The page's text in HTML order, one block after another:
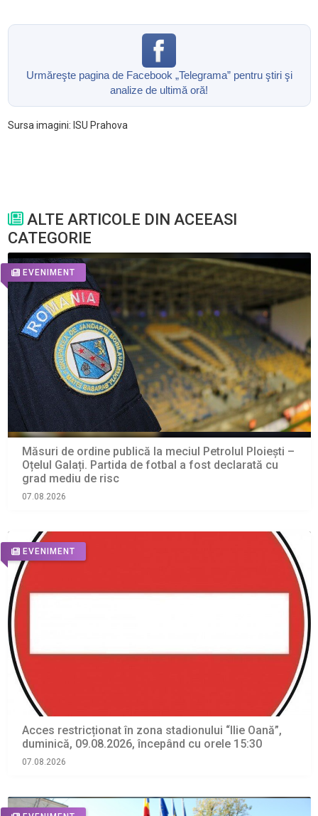
Urmăreşte pagina de Facebook „Telegrama” pentru ştiri şi
analize de ultimă oră!
Sursa imagini: ISU Prahova
ALTE ARTICOLE DIN ACEEASI
CATEGORIE
EVENIMENT
Măsuri de ordine publică la meciul Petrolul Ploiești –
Oțelul Galați. Partida de fotbal a fost declarată cu
grad mediu de risc
07.08.2026
EVENIMENT
Acces restricționat în zona stadionului “Ilie Oană”,
duminică, 09.08.2026, începând cu orele 15:30
07.08.2026